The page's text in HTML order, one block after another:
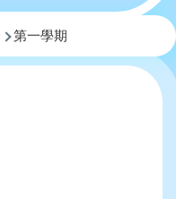
第一學期